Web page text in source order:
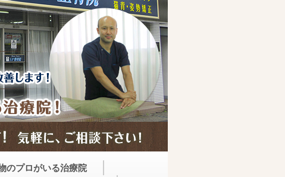
のプロがいる治療院